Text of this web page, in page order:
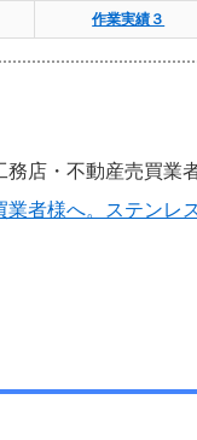
作業実績３
店・不動産売買業
者様へ。ステンレ